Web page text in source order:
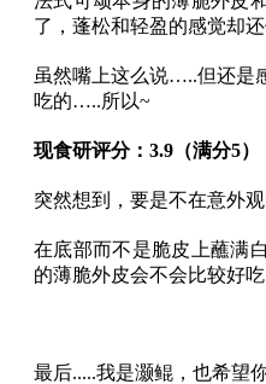
了，蓬松和轻盈的感觉却
虽然嘴上这么说…..但还是
吃的…..所以~
现食研评分：3.9（满分5）
突然想到，要是不在意外
在底部而不是脆皮上蘸满
的薄脆外皮会不会比较好吃
最后.....我是灏鲲，也希望